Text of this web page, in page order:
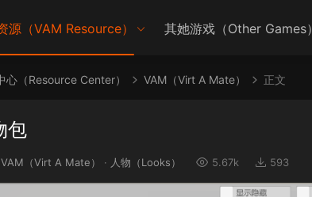
源（VAM Resource） 其她游戏（Other Games）
心（Resource Center） VAM（Virt A Mate） 正文
包
VAM（Virt A Mate） · 人物（Looks） 5.67k 593